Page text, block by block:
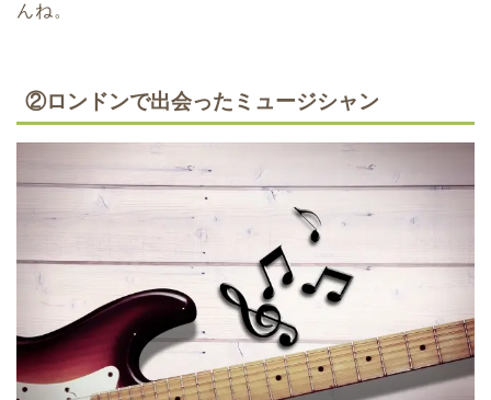
んね。
②ロンドンで出会ったミュージシャン